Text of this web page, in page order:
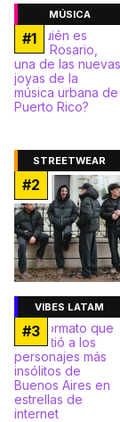
MÚSICA
#1
STREETWEAR
#2
VIBES LATAM
#3